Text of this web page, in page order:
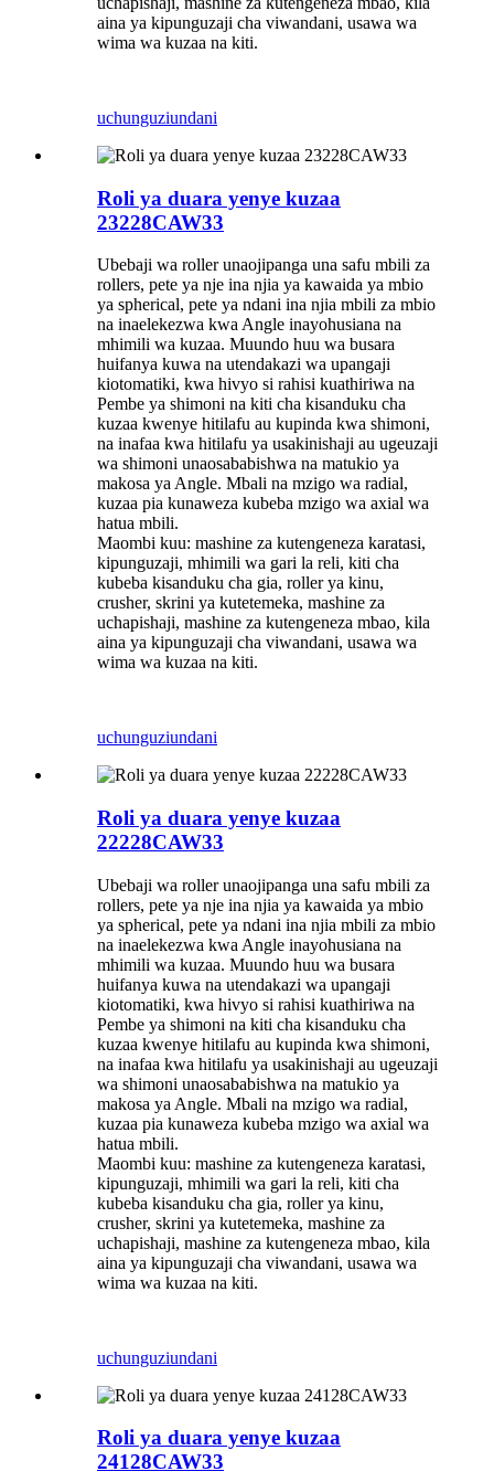
aina ya kipunguzaji cha viwandani, usawa wa
wima wa kuzaa na kiti.
uchunguziundani
Roli ya duara yenye kuzaa
23228CAW33
Ubebaji wa roller unaojipanga una safu mbili za
rollers, pete ya nje ina njia ya kawaida ya mbio
ya spherical, pete ya ndani ina njia mbili za mbio
na inaelekezwa kwa Angle inayohusiana na
mhimili wa kuzaa. Muundo huu wa busara
huifanya kuwa na utendakazi wa upangaji
kiotomatiki, kwa hivyo si rahisi kuathiriwa na
Pembe ya shimoni na kiti cha kisanduku cha
kuzaa kwenye hitilafu au kupinda kwa shimoni,
na inafaa kwa hitilafu ya usakinishaji au ugeuzaji
wa shimoni unaosababishwa na matukio ya
makosa ya Angle. Mbali na mzigo wa radial,
kuzaa pia kunaweza kubeba mzigo wa axial wa
hatua mbili.
Maombi kuu: mashine za kutengeneza karatasi,
kipunguzaji, mhimili wa gari la reli, kiti cha
kubeba kisanduku cha gia, roller ya kinu,
crusher, skrini ya kutetemeka, mashine za
uchapishaji, mashine za kutengeneza mbao, kila
aina ya kipunguzaji cha viwandani, usawa wa
wima wa kuzaa na kiti.
uchunguziundani
Roli ya duara yenye kuzaa
22228CAW33
Ubebaji wa roller unaojipanga una safu mbili za
rollers, pete ya nje ina njia ya kawaida ya mbio
ya spherical, pete ya ndani ina njia mbili za mbio
na inaelekezwa kwa Angle inayohusiana na
mhimili wa kuzaa. Muundo huu wa busara
huifanya kuwa na utendakazi wa upangaji
kiotomatiki, kwa hivyo si rahisi kuathiriwa na
Pembe ya shimoni na kiti cha kisanduku cha
kuzaa kwenye hitilafu au kupinda kwa shimoni,
na inafaa kwa hitilafu ya usakinishaji au ugeuzaji
wa shimoni unaosababishwa na matukio ya
makosa ya Angle. Mbali na mzigo wa radial,
kuzaa pia kunaweza kubeba mzigo wa axial wa
hatua mbili.
Maombi kuu: mashine za kutengeneza karatasi,
kipunguzaji, mhimili wa gari la reli, kiti cha
kubeba kisanduku cha gia, roller ya kinu,
crusher, skrini ya kutetemeka, mashine za
uchapishaji, mashine za kutengeneza mbao, kila
aina ya kipunguzaji cha viwandani, usawa wa
wima wa kuzaa na kiti.
uchunguziundani
Roli ya duara yenye kuzaa
24128CAW33